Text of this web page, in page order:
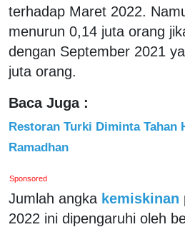
terhadap Maret 2022.
menurun 0,14 juta orang
dengan September 2021
juta orang.
Baca Juga :
Restoran Turki Diminta Tahan
Ramadhan
Sponsored
Jumlah angka kemiskinan
2022 ini dipengaruhi oleh